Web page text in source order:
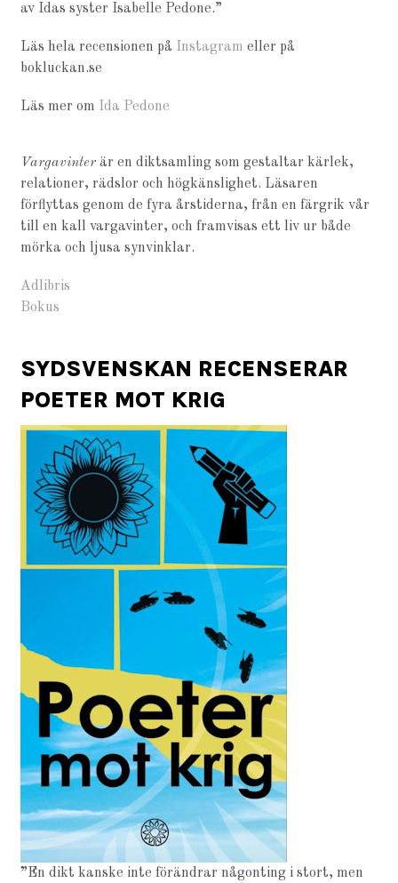
av Idas syster Isabelle Pedone.”
Läs hela recensionen på Instagram eller på
bokluckan.se
Läs mer om Ida Pedone
Vargavinter är en diktsamling som gestaltar kärlek,
relationer, rädslor och högkänslighet. Läsaren
förflyttas genom de fyra årstiderna, från en färgrik vår
till en kall vargavinter, och framvisas ett liv ur både
mörka och ljusa synvinklar.
Adlibris
Bokus
SYDSVENSKAN RECENSERAR
POETER MOT KRIG
”En dikt kanske inte förändrar någonting i stort, men